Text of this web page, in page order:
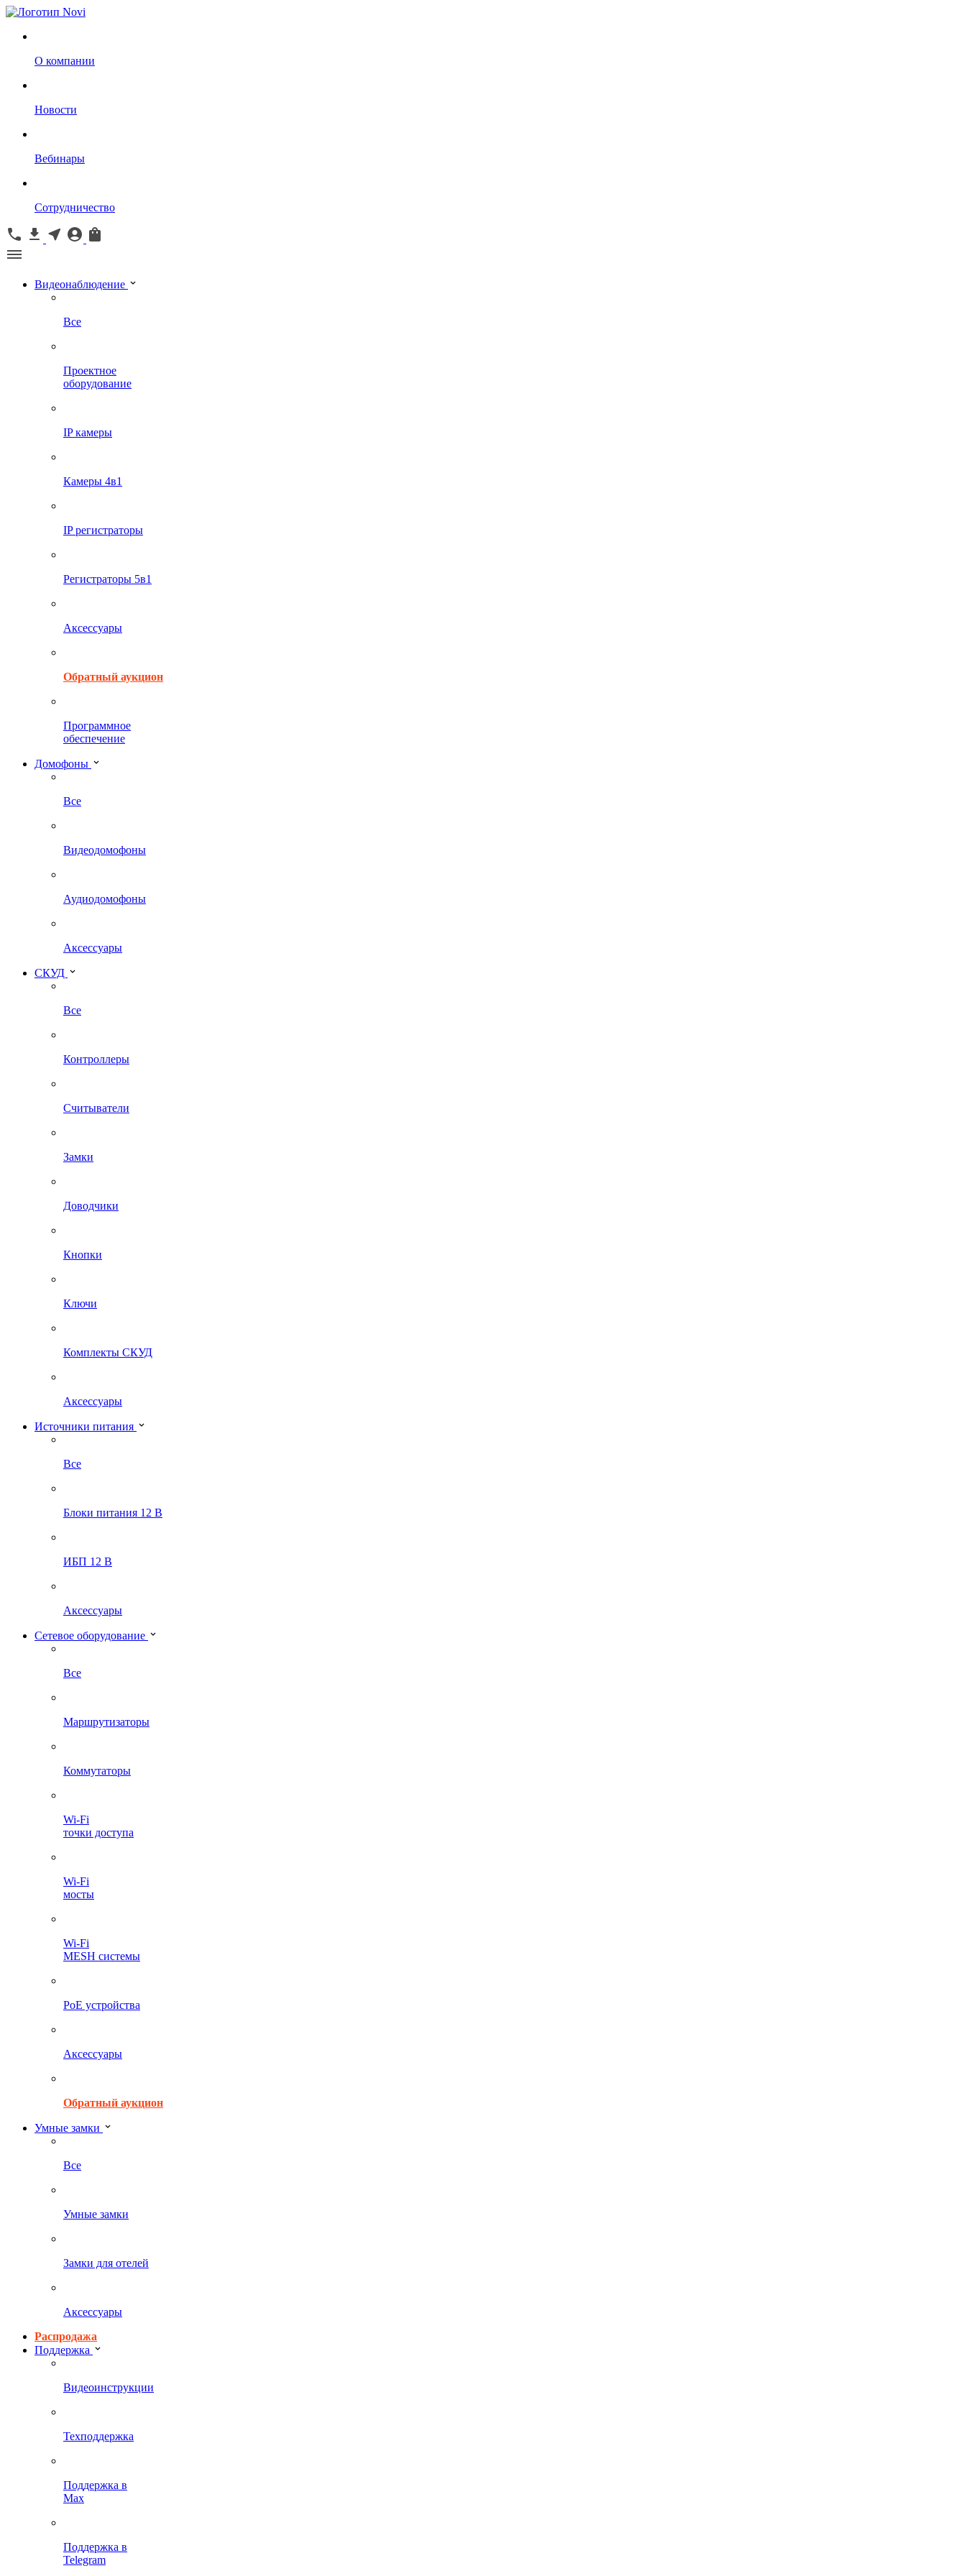
О компании
Новости
Вебинары
Сотрудничество
Видеонаблюдение
Все
Проектное
оборудование
IP камеры
Камеры 4в1
IP регистраторы
Регистраторы 5в1
Аксессуары
Обратный аукцион
Программное
обеспечение
Домофоны
Все
Видеодомофоны
Аудиодомофоны
Аксессуары
СКУД
Все
Контроллеры
Считыватели
Замки
Доводчики
Кнопки
Ключи
Комплекты СКУД
Аксессуары
Источники питания
Все
Блоки питания 12 В
ИБП 12 В
Аксессуары
Сетевое оборудование
Все
Маршрутизаторы
Коммутаторы
Wi-Fi
точки доступа
Wi-Fi
мосты
Wi-Fi
MESH системы
PoE устройства
Аксессуары
Обратный аукцион
Умные замки
Все
Умные замки
Замки для отелей
Аксессуары
Распродажа
Поддержка
Видеоинструкции
Техподдержка
Поддержка в
Max
Поддержка в
Telegram